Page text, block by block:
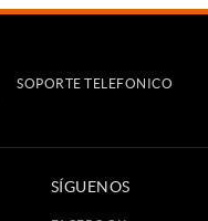
SOPORTE TELEFONICO
SÍGUENOS